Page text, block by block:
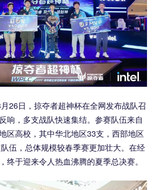
26日，掠夺者超神杯在全网发布战队召
响，多支战队快速集结。参赛队伍来自
区高校，其中华北地区33支，西部地区
伍，总体规模较春季赛更加壮大。在经
终于迎来令人热血沸腾的夏季总决赛。